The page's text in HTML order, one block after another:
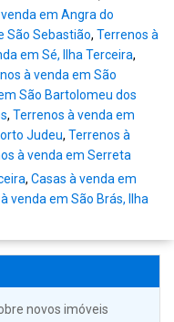
em Angra do
São Sebastião, Terrenos à
em Sé, Ilha Terceira,
à venda em São
São Bartolomeu dos
, Terrenos à venda em
Judeu, Terrenos à
à venda em Serreta
, Casas à venda em
venda em São Brás, Ilha
novos imóveis